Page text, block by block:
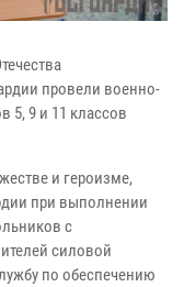
провели военно-
5, 9 и 11 классов
и героизме,
при выполнении
с
силовой
по обеспечению